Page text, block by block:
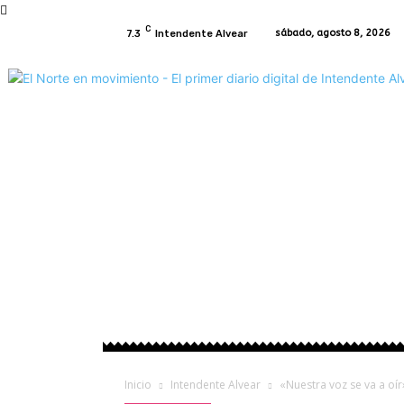
7.3 C Intendente Alvear sábado, agosto 8, 2026
Inicio Intendente Alvear «Nuestra voz se va a